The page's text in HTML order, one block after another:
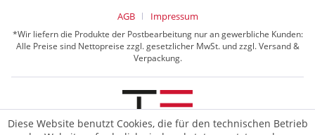
AGB
Impressum
*Wir liefern die Produkte der Postbearbeitung nur an gewerbliche Kunden:
Alle Preise sind Nettopreise zzgl. gesetzlicher MwSt. und zzgl. Versand &
Verpackung.
Diese Website benutzt Cookies, die für den technischen Betrieb